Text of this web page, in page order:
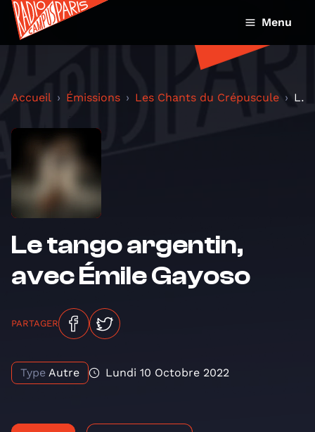
Menu
Accueil Émissions Les Chants du Crépuscule Le tango argentin, avec Émile Gayoso
Le tango argentin,
avec Émile Gayoso
PARTAGER
Type Autre Lundi 10 Octobre 2022